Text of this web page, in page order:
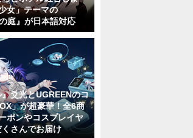
女」テーマの
庭』が日本語対応
爻光とUGREENのコ
」が超豪華！全6商
ポンやコスプレイヤ
さんでお届け